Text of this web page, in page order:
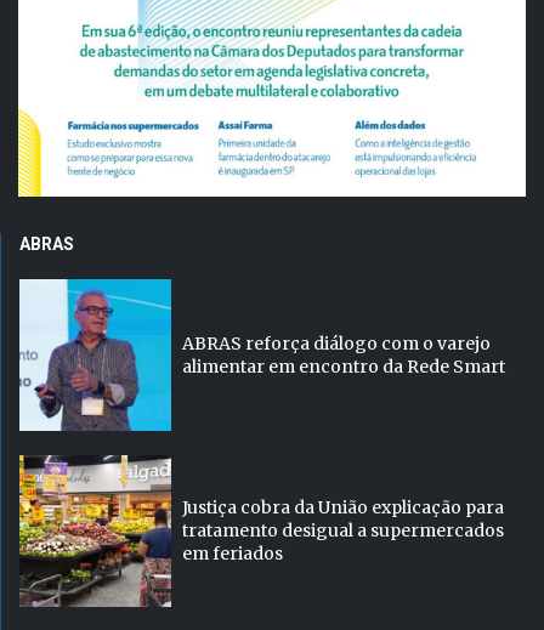
ABRAS
ABRAS reforça diálogo com o varejo
alimentar em encontro da Rede Smart
Justiça cobra da União explicação para
tratamento desigual a supermercados
em feriados